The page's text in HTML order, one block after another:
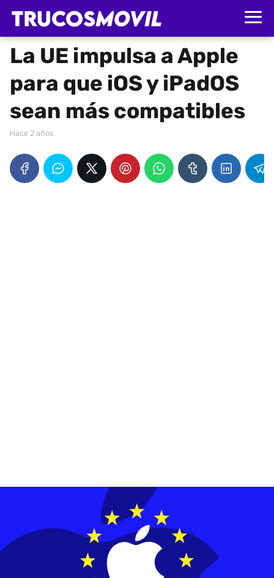
La UE impulsa a Apple
para que iOS y iPadOS
sean más compatibles
hace 2 años